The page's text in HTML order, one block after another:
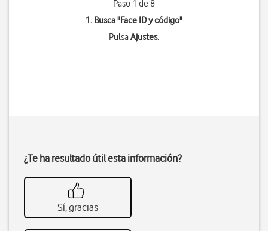
Paso 1 de 8
1. Busca "Face ID y código"
PulsaAjustes.
¿Te ha resultado útil esta información?
Sí, gracias